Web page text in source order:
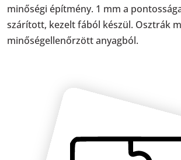
minőségi építmény. 1 mm a
szárított, kezelt fából készül. Osztrák
minőségellenőrzött anyagból.